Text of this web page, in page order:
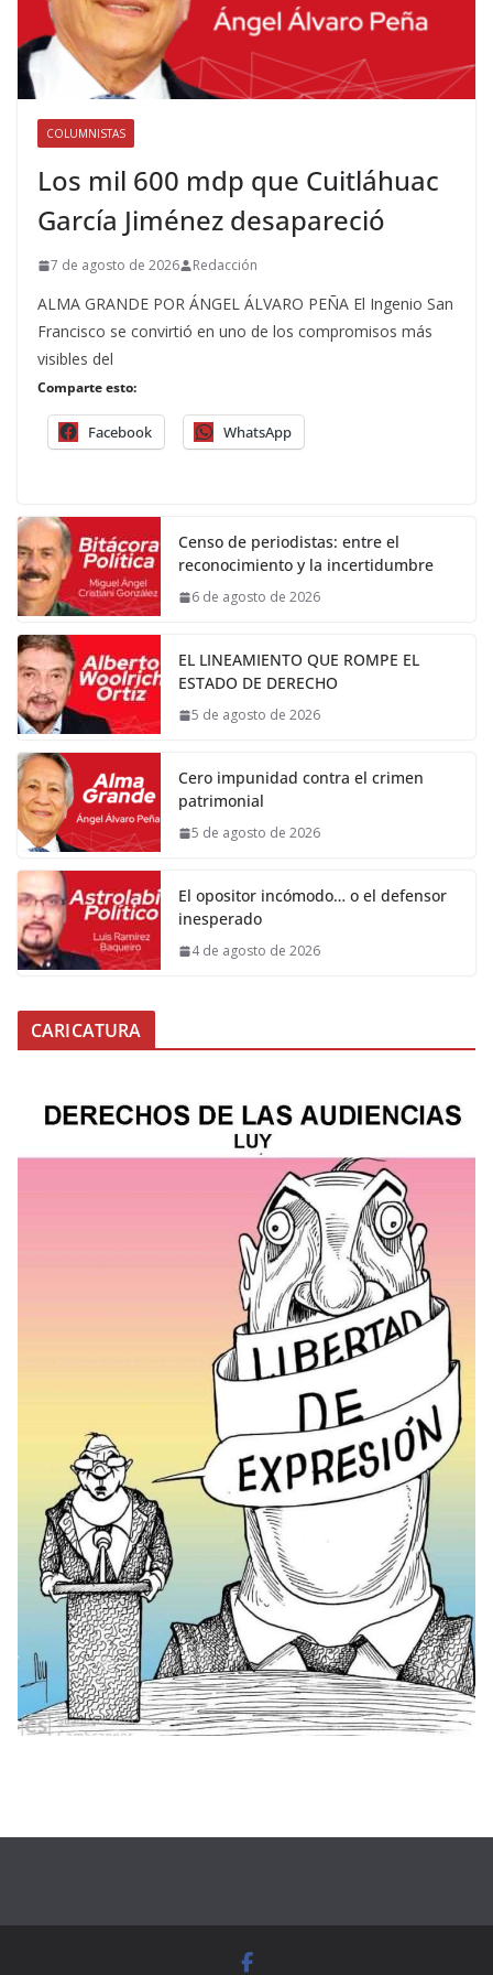
COLUMNISTAS
Los mil 600 mdp que Cuitláhuac
García Jiménez desapareció
7 de agosto de 2026 Redacción
ALMA GRANDE POR ÁNGEL ÁLVARO PEÑA El Ingenio San
Francisco se convirtió en uno de los compromisos más
visibles del
Comparte esto:
Facebook WhatsApp
Censo de periodistas: entre el
reconocimiento y la incertidumbre
6 de agosto de 2026
EL LINEAMIENTO QUE ROMPE EL
ESTADO DE DERECHO
5 de agosto de 2026
Cero impunidad contra el crimen
patrimonial
5 de agosto de 2026
El opositor incómodo… o el defensor
inesperado
4 de agosto de 2026
CARICATURA